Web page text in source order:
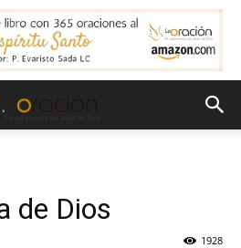
de Dios
1928